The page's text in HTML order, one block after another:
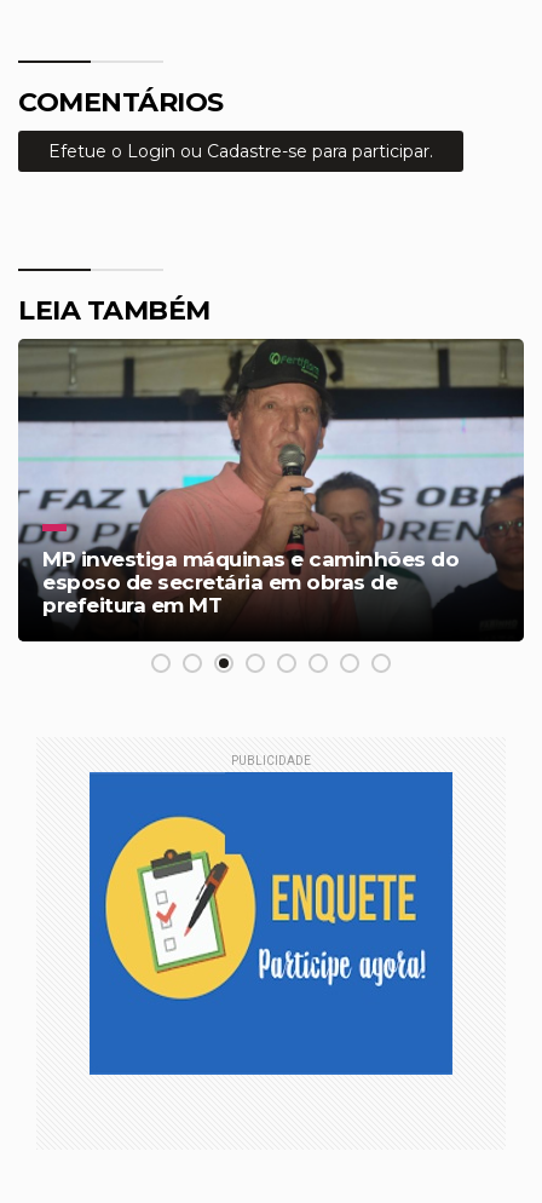
COMENTÁRIOS
Efetue o Login ou Cadastre-se para participar.
LEIA TAMBÉM
MP investiga máquinas e caminhões do
esposo de secretária em obras de
prefeitura em MT
PUBLICIDADE